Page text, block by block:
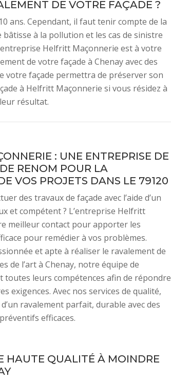
DE VOTRE FAÇADE ?
ans. Cependant, il faut tenir compte de la
à la pollution et les cas de sinistre
Helfritt Maçonnerie est à votre
de votre façade à Chenay avec des
votre façade permettra de préserver son
à Helfritt Maçonnerie si vous résidez à
résultat.
: UNE ENTREPRISE DE
RENOM POUR LA
VOS PROJETS DANS LE 79120
des travaux de façade avec l’aide d’un
et compétent ? L’entreprise Helfritt
meilleur contact pour apporter les
pour remédier à vos problèmes.
et apte à réaliser le ravalement de
de l’art à Chenay, notre équipe de
toutes leurs compétences afin de répondre
exigences. Avec nos services de qualité,
ravalement parfait, durable avec des
efficaces.
HAUTE QUALITÉ À MOINDRE